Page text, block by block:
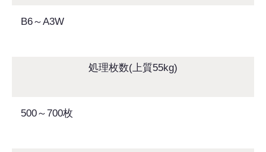
B6～A3W
処理枚数(上質55kg)
500～700枚